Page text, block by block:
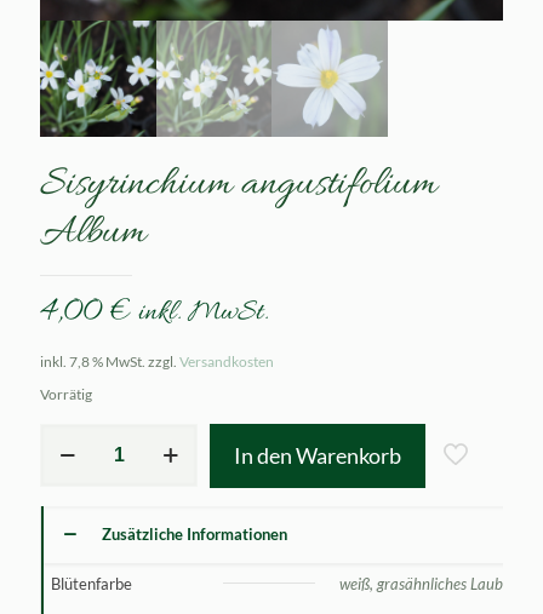
Sisyrinchium angustifolium
Album
4,00€ inkl. MwSt.
inkl. 7,8 % MwSt. zzgl. Versandkosten
Vorrätig
angustifolium
Menge
In den Warenkorb
Zusätzliche Informationen
Blütenfarbe weiß, grasähnliches Laub